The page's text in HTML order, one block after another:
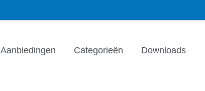
Aanbiedingen Categorieën Downloads